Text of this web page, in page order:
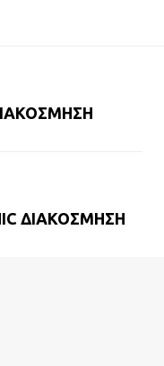
ΔΙΑΚΟΣΜΗΣΗ